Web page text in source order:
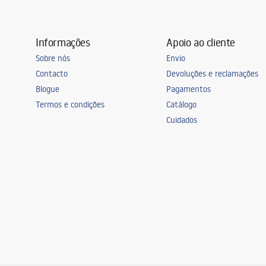
Classe energética
E
Selagem
Quarto
escritório,
cozinha,
Informações
Sobre nós
Contacto
Blogue
Termos e condições
Apoio ao cliente
Envio
Devoluções e reclamações
Pagamentos
Catálogo
Cuidados